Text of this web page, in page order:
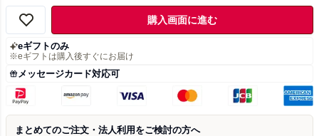
購入画面に進む
eギフトのみ
※eギフトは購入後すぐにお届け
メッセージカード対応可
まとめてのご注文・法人利用をご検討の方へ